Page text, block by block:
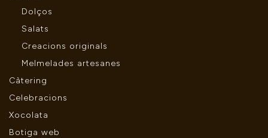
Dolços
Salats
Creacions originals
Melmelades artesanes
Càtering
Celebracions
Xocolata
Botiga web